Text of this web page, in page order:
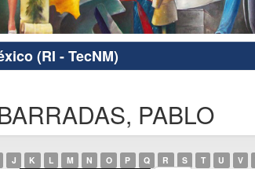
(RI - TecNM)
PABLO
J K L M N O P Q R S T U V